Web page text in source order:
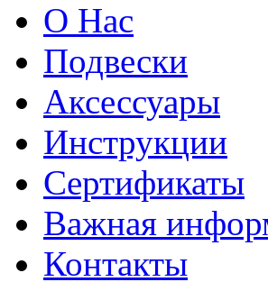
О Нас
Подвески
Аксессуары
Инструкции
Сертификаты
Важная
Контакты